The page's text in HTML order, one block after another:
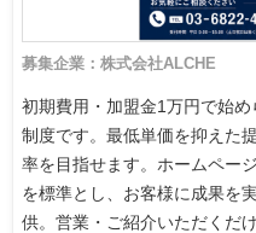
募集企業：株式会社ALCHE
初期費用・加盟金1万円で始
制度です。最低単価を抑えた
率を目指せます。ホームペー
を標準とし、お客様に成果を
供。営業・ご紹介いただくだ